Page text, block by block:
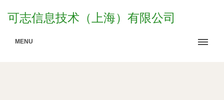
可志信息技术（上海）有限公司
MENU